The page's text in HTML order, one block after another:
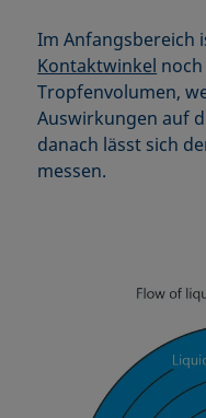
Im Anfangsbereich
Kontaktwinkel
Tropfenvolumen,
Auswirkungen auf
danach lässt sich
messen.